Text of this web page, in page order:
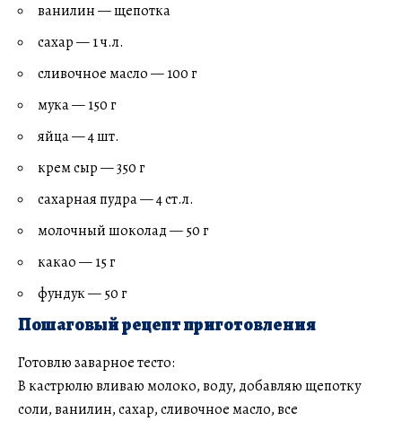
ванилин — щепотка
сахар — 1 ч.л.
сливочное масло — 100 г
мука — 150 г
яйца — 4 шт.
крем сыр — 350 г
сахарная пудра — 4 ст.л.
молочный шоколад — 50 г
какао — 15 г
фундук — 50 г
Пошаговый рецепт приготовления
Готовлю заварное тесто:
В кастрюлю вливаю молоко, воду, добавляю щепотку
соли, ванилин, сахар, сливочное масло, все